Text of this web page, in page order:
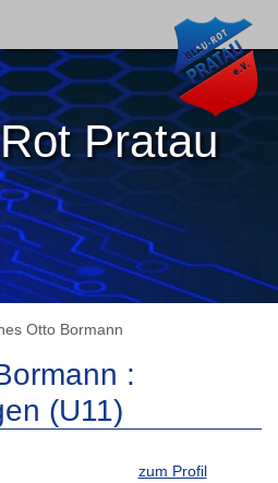
Pratau
Otto Bormann
:
(U11)
zum Profil